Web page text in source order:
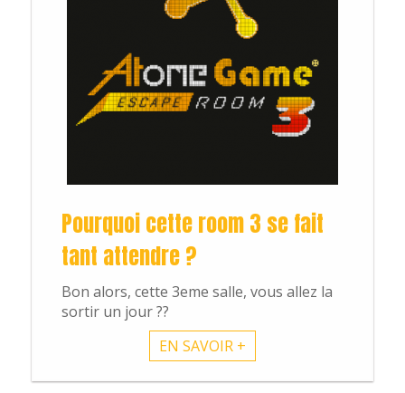
Pourquoi cette room 3 se fait
tant attendre ?
Bon alors, cette 3eme salle, vous allez la
sortir un jour ??
EN SAVOIR +